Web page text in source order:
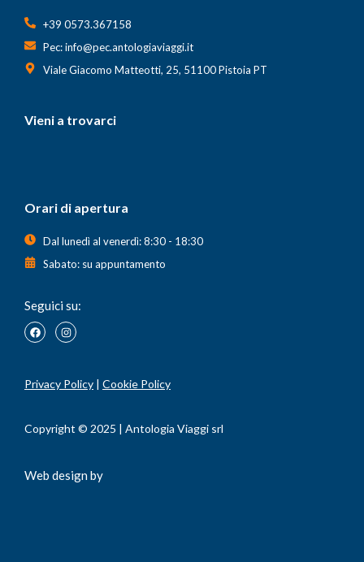
+39 0573.367158
Pec: info@pec.antologiaviaggi.it
Viale Giacomo Matteotti, 25, 51100 Pistoia PT
Vieni a trovarci
Orari di apertura
Dal lunedì al venerdì: 8:30 - 18:30
Sabato: su appuntamento
Seguici su:
Copyright © 2025 | Antologia Viaggi srl
Privacy Policy | Cookie Policy
Web design by